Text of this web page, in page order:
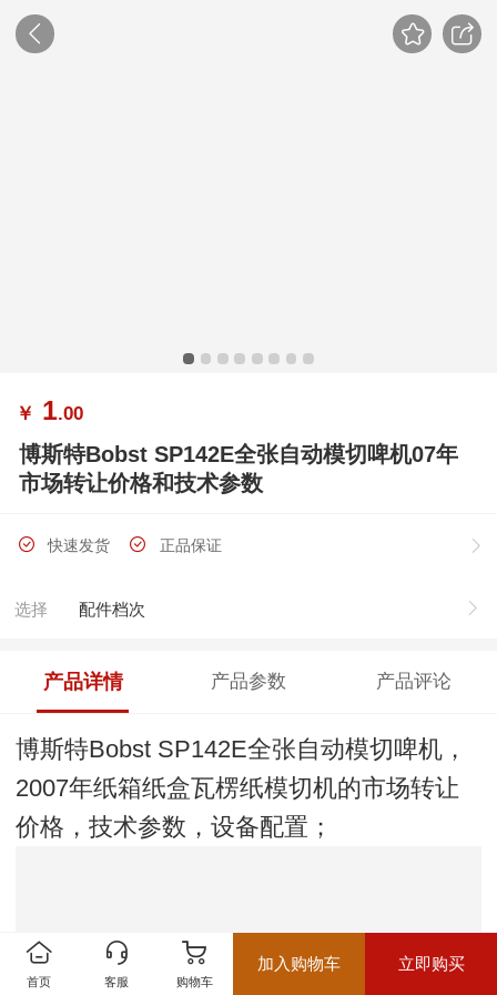
￥ 1.00
博斯特Bobst SP142E全张自动模切啤机07年
市场转让价格和技术参数
快速发货 正品保证
选择 配件档次
产品详情 产品参数 产品评论
博斯特Bobst SP142E全张自动模切啤机，
2007年纸箱纸盒瓦楞纸模切机的市场转让
价格，技术参数，设备配置；
首页 客服 购物车
加入购物车 立即购买